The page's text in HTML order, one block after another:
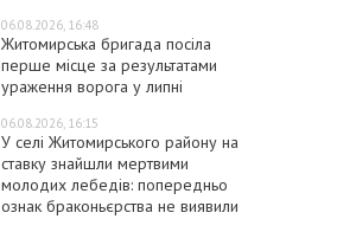
06.08.2026, 16:48
Житомирська бригада посіла
перше місце за результатами
ураження ворога у липні
06.08.2026, 16:15
У селі Житомирського району на
ставку знайшли мертвими
молодих лебедів: попередньо
ознак браконьєрства не виявили